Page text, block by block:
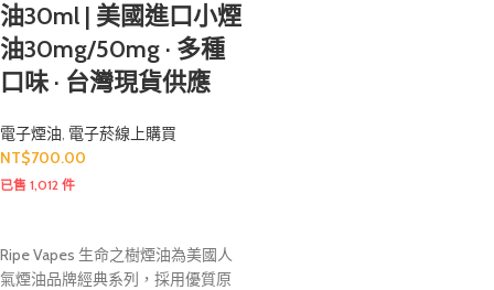
油30ml | 美國進口小煙
油30mg/50mg · 多種
口味 · 台灣現貨供應
電子煙油, 電子菸線上購買
NT$700.00
已售 1,012 件
Ripe Vapes 生命之樹煙油為美國人
氣煙油品牌經典系列，採用優質原